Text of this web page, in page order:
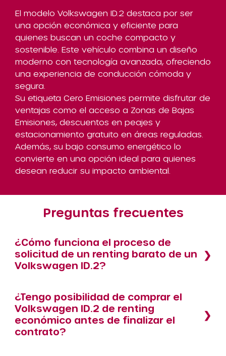
El modelo Volkswagen ID.2 destaca por ser
una opción económica y eficiente para
quienes buscan un coche compacto y
sostenible. Este vehículo combina un diseño
moderno con tecnología avanzada, ofreciendo
una experiencia de conducción cómoda y
segura.
Su etiqueta Cero Emisiones permite disfrutar de
ventajas como el acceso a Zonas de Bajas
Emisiones, descuentos en peajes y
estacionamiento gratuito en áreas reguladas.
Además, su bajo consumo energético lo
convierte en una opción ideal para quienes
desean reducir su impacto ambiental.
Preguntas frecuentes
¿Cómo funciona el proceso de
solicitud de un renting barato de un
Volkswagen ID.2?
¿Tengo posibilidad de comprar el
Volkswagen ID.2 de renting
económico antes de finalizar el
contrato?